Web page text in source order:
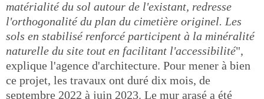
matérialité du sol autour de l'existant, redresse
l'orthogonalité du plan du cimetière originel. Les
sols en stabilisé renforcé participent à la minéralité
naturelle du site tout en facilitant l'accessibilité",
explique l'agence d'architecture. Pour mener à bien
ce projet, les travaux ont duré dix mois, de
septembre 2022 à juin 2023. Le mur arasé a été